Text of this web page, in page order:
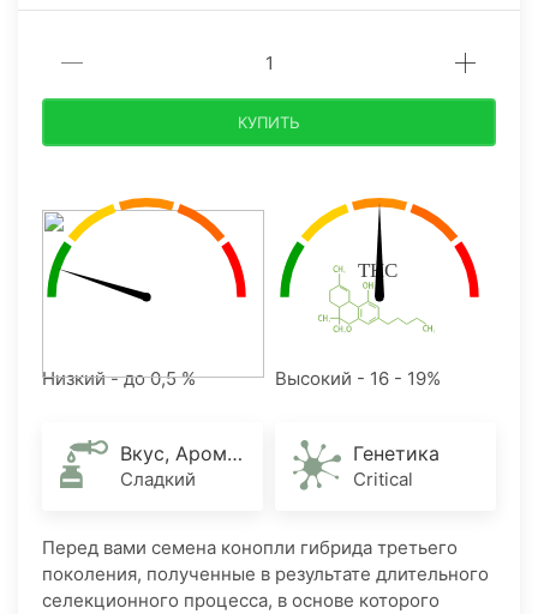
КУПИТЬ
Низкий - до 0,5 % Высокий - 16 - 19%
Вкус, Аромат
Сладкий
Генетика
Critical
​Перед вами семена конопли гибрида третьего
поколения, полученные в результате длительного
селекционного процесса, в основе которого